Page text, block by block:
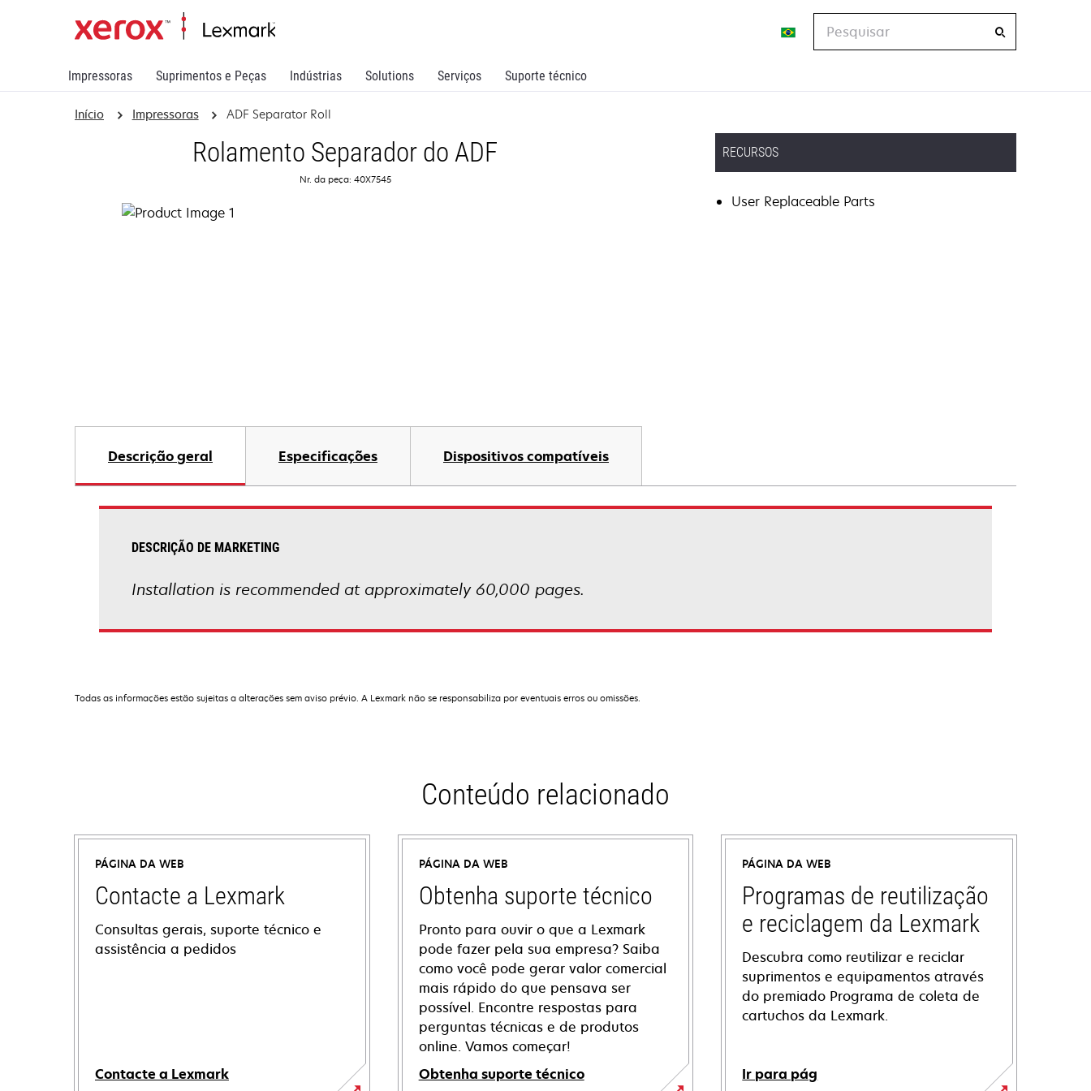
Impressoras Suprimentos e Peças Indústrias Solutions Serviços Suporte técnico
Início Impressoras ADF Separator Roll
Rolamento Separador do ADF
Nr. da peça: 40X7545
RECURSOS
User Replaceable Parts
Descrição geral Especificações Dispositivos compatíveis
DESCRIÇÃO DE MARKETING
Installation is recommended at approximately 60,000 pages.
Todas as informações estão sujeitas a alterações sem aviso prévio. A Lexmark não se responsabiliza por eventuais erros ou omissões.
Conteúdo relacionado
PÁGINA DA WEB
Contacte a Lexmark
Consultas gerais, suporte técnico e
assistência a pedidos
Contacte a Lexmark
PÁGINA DA WEB
Obtenha suporte técnico
Pronto para ouvir o que a Lexmark
pode fazer pela sua empresa? Saiba
como você pode gerar valor comercial
mais rápido do que pensava ser
possível. Encontre respostas para
perguntas técnicas e de produtos
online. Vamos começar!
Obtenha suporte técnico
PÁGINA DA WEB
Programas de reutilização
e reciclagem da Lexmark
Descubra como reutilizar e reciclar
suprimentos e equipamentos através
do premiado Programa de coleta de
cartuchos da Lexmark.
Ir para pág